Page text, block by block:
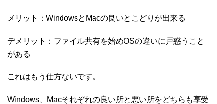
メリット：WindowsとMacの良いとこどりが出来る
デメリット：ファイル共有を始めOSの違いに戸惑うこと
がある
これはもう仕方ないです。
Windows、Macそれぞれの良い所と悪い所をどちらも享受